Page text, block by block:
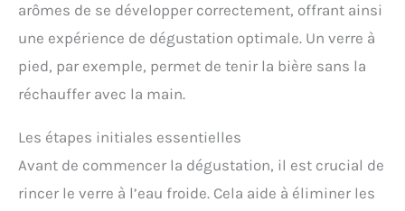
arômes de se développer correctement, offrant ainsi
une expérience de dégustation optimale. Un verre à
pied, par exemple, permet de tenir la bière sans la
réchauffer avec la main.
Les étapes initiales essentielles
Avant de commencer la dégustation, il est crucial de
rincer le verre à l’eau froide. Cela aide à éliminer les